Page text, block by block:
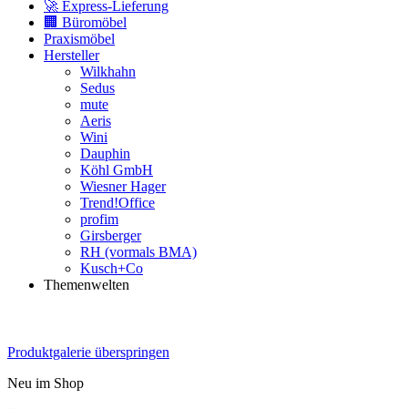
🚀 Express-Lieferung
🏢 Büromöbel
Praxismöbel
Hersteller
Wilkhahn
Sedus
mute
Aeris
Wini
Dauphin
Köhl GmbH
Wiesner Hager
Trend!Office
profim
Girsberger
RH (vormals BMA)
Kusch+Co
Themenwelten
Produktgalerie überspringen
Neu im Shop